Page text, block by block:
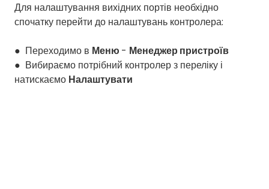
Для налаштування вихідних портів необхідно
спочатку перейти до налаштувань контролера:
● Переходимо в Меню - Менеджер пристроїв
● Вибираємо потрібний контролер з переліку і
натискаємо Налаштувати